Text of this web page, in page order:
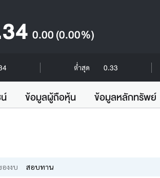
0.00(0.00%)
ต่ำสุด 0.33
ข้อมูลผู้ถือหุ้น ข้อมูลหลักทรัพย์
งงบ สอบทาน